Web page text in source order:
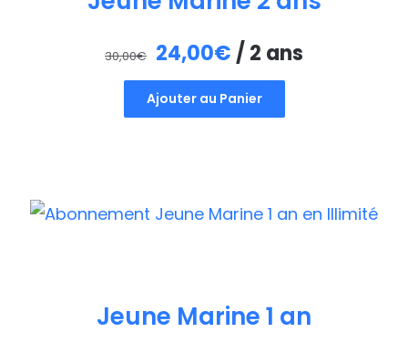
30,00€ Le
prix
initial
24,00€ Le
prix
actuel
/ 2 ans
Ajouter au Panier
Jeune Marine 1 an